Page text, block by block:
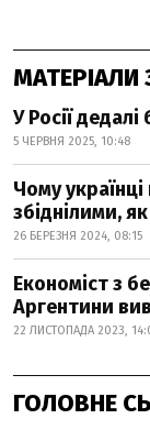
У Росії
5 ЧЕРВНЯ 2025, 10:48
Чому
збіднілими,
26 БЕРЕЗНЯ 2024, 08:15
Економіст з
Аргентини
22 ЛИСТОПАДА 2023,
ГОЛОВНЕ